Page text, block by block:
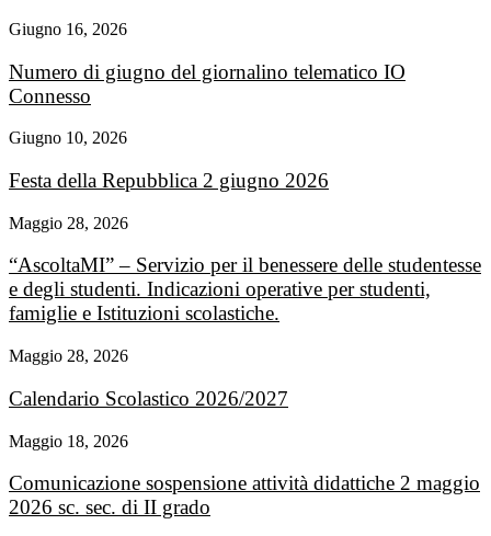
Giugno 16, 2026
Numero di giugno del giornalino telematico IO
Connesso
Giugno 10, 2026
Festa della Repubblica 2 giugno 2026
Maggio 28, 2026
“AscoltaMI” – Servizio per il benessere delle studentesse
e degli studenti. Indicazioni operative per studenti,
famiglie e Istituzioni scolastiche.
Maggio 28, 2026
Calendario Scolastico 2026/2027
Maggio 18, 2026
Comunicazione sospensione attività didattiche 2 maggio
2026 sc. sec. di II grado